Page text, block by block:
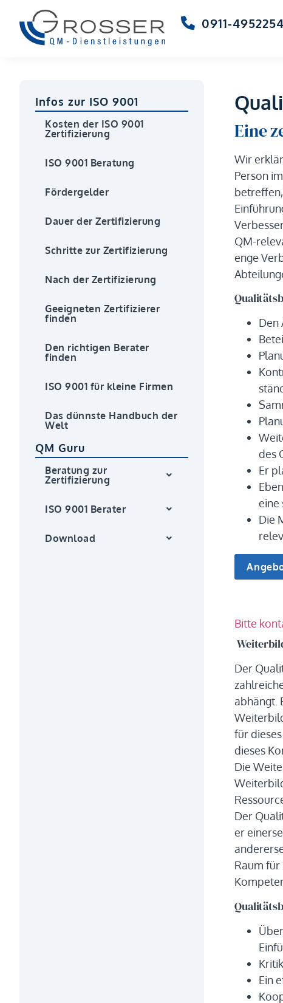
0911-
Infos zur ISO 9001
Kosten der ISO 9001
Zertifizierung
ISO 9001 Beratung
Fördergelder
Dauer der Zertifizierung
Schritte zur Zertifizierung
Nach der Zertifizierung
Geeigneten Zertifizierer
finden
Den richtigen Berater
finden
ISO 9001 für kleine Firmen
Das dünnste Handbuch der
Welt
QM Guru
Beratung zur
Zertifizierung
ISO 9001 Berater
Download
Eine
Wir
Person
QM-
enge
Den
des
Er
eine
Die
Bitte
Der
abhängt.
für
dieses
Die
Der
er
Raum
Ein